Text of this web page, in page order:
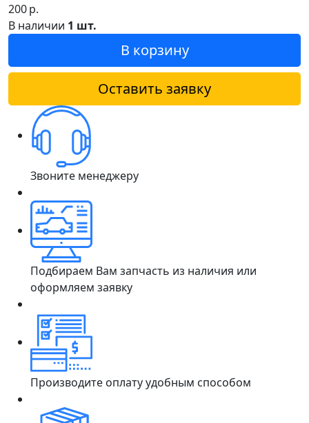
200р.
В наличии 1 шт.
В корзину
Оставить заявку
Звоните менеджеру
Подбираем Вам запчасть из наличия или
оформляем заявку
Производите оплату удобным способом